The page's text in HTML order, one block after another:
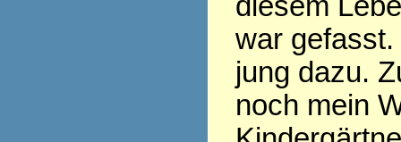
diesem
war
jung dazu.
noch mein